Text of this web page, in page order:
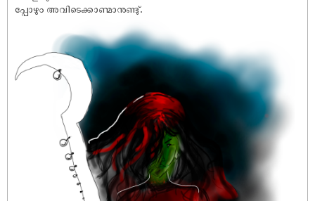
പ്പോഴും അവിടെക്കാണ്മാനുണ്ടു്.